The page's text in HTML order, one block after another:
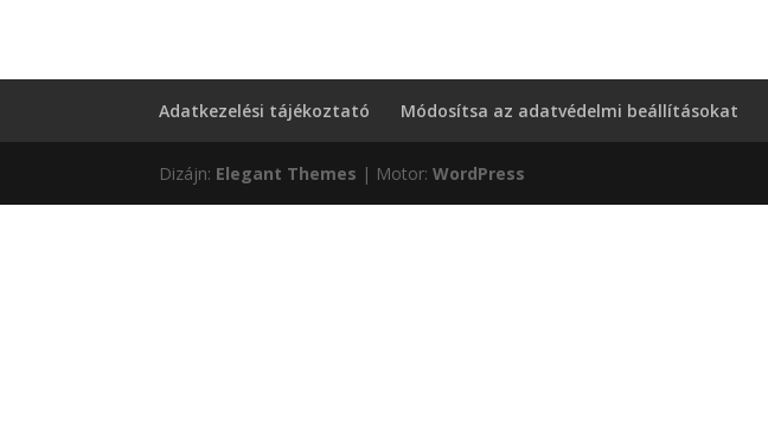
Adatkezelési tájékoztató Módosítsa az adatvédelmi beállításokat
Dizájn: Elegant Themes | Motor:WordPress